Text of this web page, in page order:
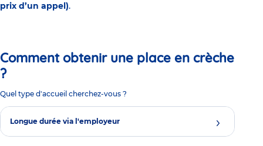
prix d’un appel).
Comment obtenir une place en crèche
?
Quel type d'accueil cherchez-vous ?
Longue durée via l'employeur